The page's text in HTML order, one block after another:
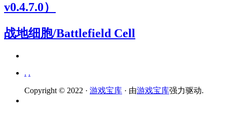
v0.4.7.0）
战地细胞/Battlefield Cell
. .
Copyright © 2022 · 游戏宝库 · 由游戏宝库强力驱动.